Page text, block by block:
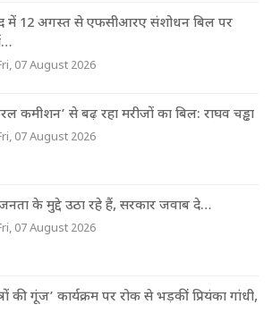
में 12 अगस्त से एफसीआरए संशोधन बिल पर
07 August 2026
कमीशन’ से बढ़ रहा मरीजों का बिल: राघव चड्ढा
07 August 2026
के मुद्दे उठा रहे हैं, सरकार जवाब दे…
07 August 2026
की गूंज’ कार्यक्रम पर रोक से भड़कीं प्रियंका गांधी,